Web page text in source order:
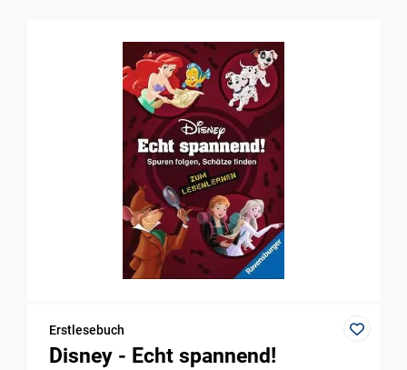
Erstlesebuch
Disney - Echt spannend!